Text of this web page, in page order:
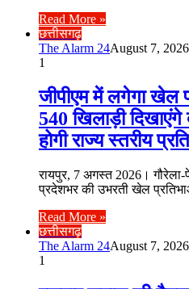
Read More »
छत्तीसगढ़
The Alarm 24August 7, 2026
1
जीपीएम में लगेगा खेल
540 खिलाड़ी
होगी राज्य स्तरीय
रायपुर, 7 अगस्त 2026। गौरेला-
प्रदेशभर की उभरती खेल
Read More »
छत्तीसगढ़
The Alarm 24August 7, 2026
1